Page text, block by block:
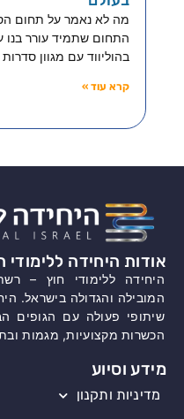
מה לא נאמר על תחום
התחום שתמיד עורר בנו
בהוליווד עם מגוון
קרא עוד »
אודות היחידה ללימודי
היחידה ללימודי חוץ –
המובילה והגדולה בישראל.
שיתופי פעולה עם הגופים
הכשרות מקצועיות, מגמות
מידע וסיוע
מדיניות ותקנון